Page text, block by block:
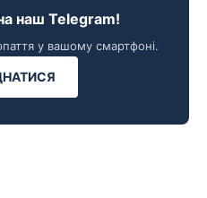
наш Telegram!
у вашому смартфоні.